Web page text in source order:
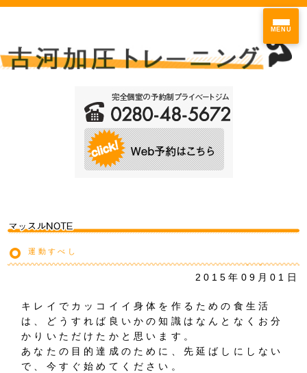
MENU
運動すべし
2015年09月01日
キレイでカッコイイ身体を作るための食生活
は、どうすれば良いかの知識はなんとなくお分
かりいただけたかと思います。
あなたの目的達成のために、先延ばしにしない
で、今すぐ始めてください。